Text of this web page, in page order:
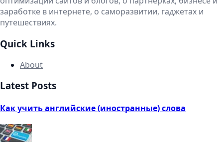
заработке в интернете, о саморазвитии, гаджетах и
путешествиях.
Quick Links
About
Latest Posts
Как учить английские (иностранные) слова